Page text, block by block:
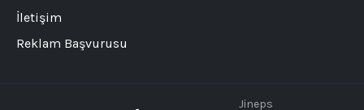
İletişim
Reklam Başvurusu
Jineps